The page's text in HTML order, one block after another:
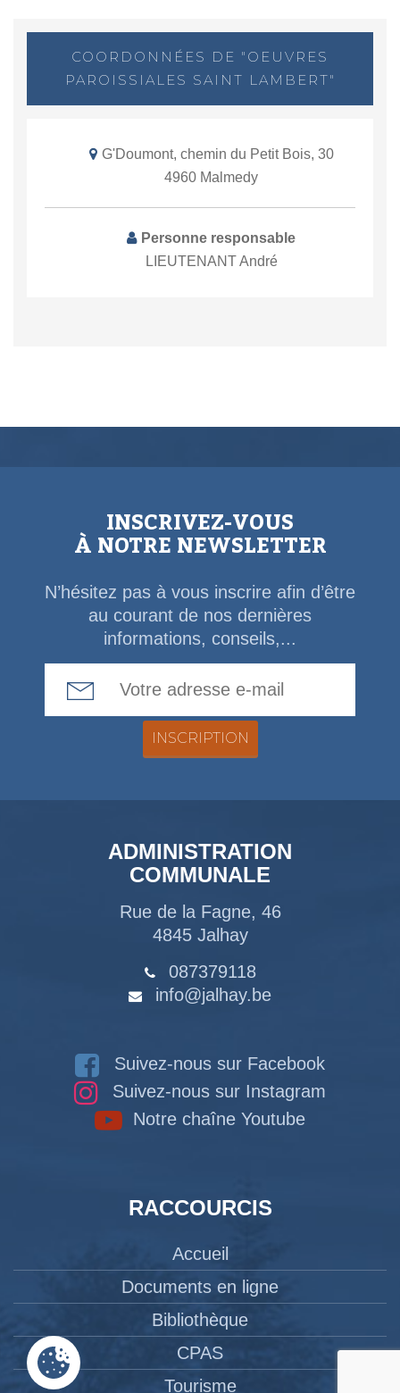
COORDONNÉES DE "OEUVRES
PAROISSIALES SAINT LAMBERT"
G'Doumont, chemin du Petit Bois, 30
4960 Malmedy
Personne responsable
LIEUTENANT André
INSCRIVEZ-VOUS
À NOTRE NEWSLETTER
N’hésitez pas à vous inscrire afin d’être
au courant de nos dernières
informations, conseils,...
ADMINISTRATION
COMMUNALE
Rue de la Fagne, 46
4845 Jalhay
087379118
info@jalhay.be
Suivez-nous sur Facebook
Suivez-nous sur Instagram
Notre chaîne Youtube
RACCOURCIS
Accueil
Documents en ligne
Bibliothèque
CPAS
Tourisme